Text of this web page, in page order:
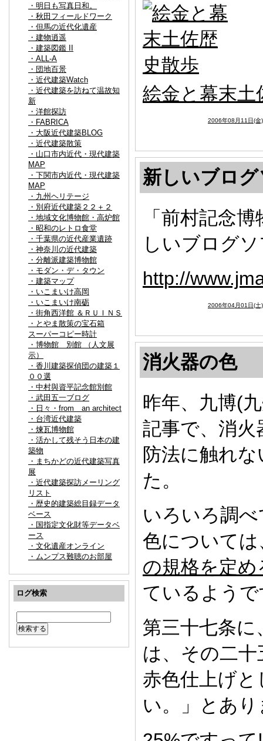
・明日も写真日和。
・秋田フィールドワーク
・但馬の近代化遺産
・建物逍遥
・建築図鑑 II
・ALL-A
・団地百景
・近代建築Watch
・近代建築を訪ねて温故知
新
・洋館探訪
・FABRICA
・大阪近代建築BLOG
・近代建築散策
・山口市内近代・現代建築
MAP
・下関市内近代・現代建築
MAP
・九州ヘリテージ
・別府近代建築２２＋２
・地域文化博物館・高炉館
・昭和のレトロ食堂
・千葉県の近代産業遺跡
・神奈川の近代建築
・分離派建築博物館
・モダン・デ・タウン
・建築マップ
・いこまいけ高岡
・いこまいけ南砺
・街角西洋館 ＆ＲＵＩＮＳ
・とやま散策の宝石箱
スーパーコピー時計
・博物館 別館 （人文展
示）
・香川建築探偵団の建築１
００選
・中村與資平記念館別館
・武田五一ブログ
・日々・from an architect
・台湾近代建築
・煉瓦博物館
・活かして残そう日本の建
築物
・まちかどの近代建築写真
展
・近代建築探訪メーリング
リスト
・歴史的建築総目録データ
ベース
・国指定文化財等データベ
ース
・文化遺産オンライン
・ムンプス難聴のお部屋
ログ検索
絵金と幕末土
2006年08月11日(金
新しいブロ
「前村記念
しいブログ
http://
2006年04月01日(土
消火器の色
昨年、九博(
記事で、消
防法に触れ
た。
いろいろ調
色については
の規格を定め
ているよう
第三十七条に
は、その二
赤色仕上げ
い。」とあ